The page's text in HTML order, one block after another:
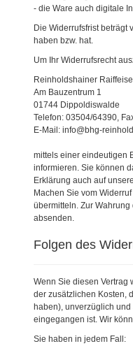
- die Ware auch digitale
Die Widerrufsfrist beträgt
haben bzw. hat.
Um Ihr Widerrufsrecht
Reinholdshainer
Am Bauzentrum 1
01744 Dippoldiswalde
Telefon: 03504/64390,
E-Mail: info@bhg-
mittels einer eindeutigen
informieren. Sie können
Erklärung auch auf
Machen Sie vom
übermitteln. Zur
absenden.
Folgen des
Wenn Sie diesen Vertrag
der zusätzlichen Kosten,
haben), unverzüglich
eingegangen ist. Wir
Sie haben in jedem Fall: